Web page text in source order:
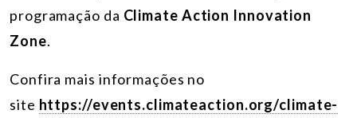
programação da Climate Action Innovation
Zone.
Confira mais informações no
site https://events.climateaction.org/climate-